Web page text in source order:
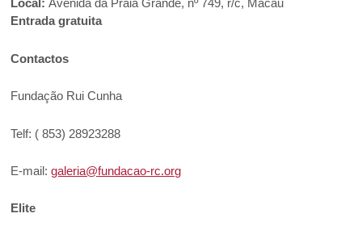
Local: Avenida da Praia Grande, nº 749, r/c, Macau
Entrada gratuita
Contactos
Fundação Rui Cunha
Telf: ( 853) 28923288
E-mail:galeria@fundacao-rc.org
Elite